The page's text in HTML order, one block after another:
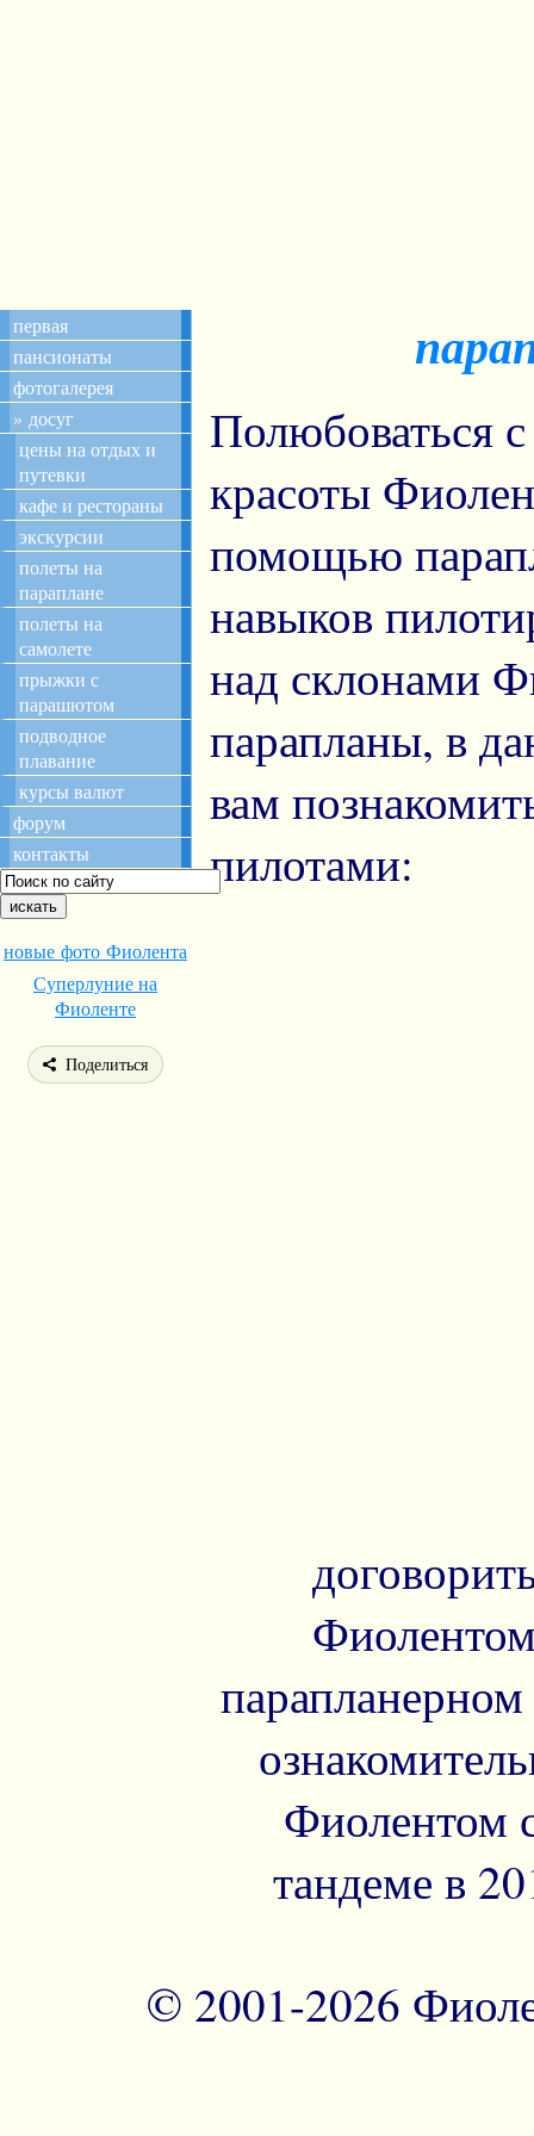
Полюбоваться
красоты
помощью
навыков
над склонами
парапланы, в
вам
пилотами:
Фиолентом
тандеме в
первая
пансионаты
фотогалерея
» досуг
цены на отдых и
путевки
кафе и рестораны
экскурсии
полеты на
параплане
полеты на
самолете
прыжки с
парашютом
подводное
плавание
курсы валют
форум
контакты
новые фото Фиолента
Суперлуние на
Фиоленте
Поделиться
© 2001-2026